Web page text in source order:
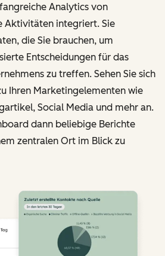
Analytics von
Aktivitäten integriert. Sie
die Sie brauchen, um
Entscheidungen für das
zu treffen. Sehen Sie sich
Ihren Marketingelementen wie
Social Media und mehr an.
dann beliebige Berichte
zentralen Ort im Blick zu